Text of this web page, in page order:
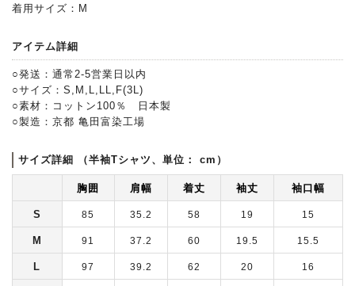
着用サイズ：M
アイテム詳細
○発送：通常2-5営業日以内
○サイズ：S,M,L,LL,F(3L)
○素材：コットン100％ 日本製
○製造：京都 亀田富染工場
サイズ詳細 （半袖Tシャツ、単位： cm）
胸囲 肩幅 着丈 袖丈 袖口幅
S 85 35.2 58 19 15
M 91 37.2 60 19.5 15.5
L 97 39.2 62 20 16